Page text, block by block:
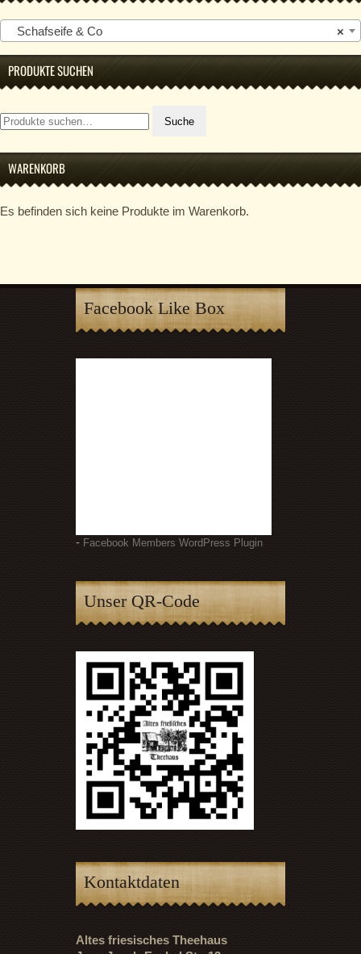
×
Schafseife & Co
PRODUKTE SUCHEN
Suche
nach:
Suche
WARENKORB
Es befinden sich keine Produkte im Warenkorb.
Facebook Like Box
- Facebook Members WordPress Plugin
Unser QR-Code
Kontaktdaten
Altes friesisches Theehaus